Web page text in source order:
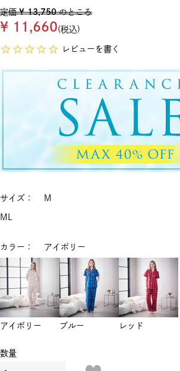
定価 ¥ 13,750 のところ
¥ 11,660 税込
レビューを書く
サイズ M
M
カラー アイボリー
アイボリー ブルー レッド